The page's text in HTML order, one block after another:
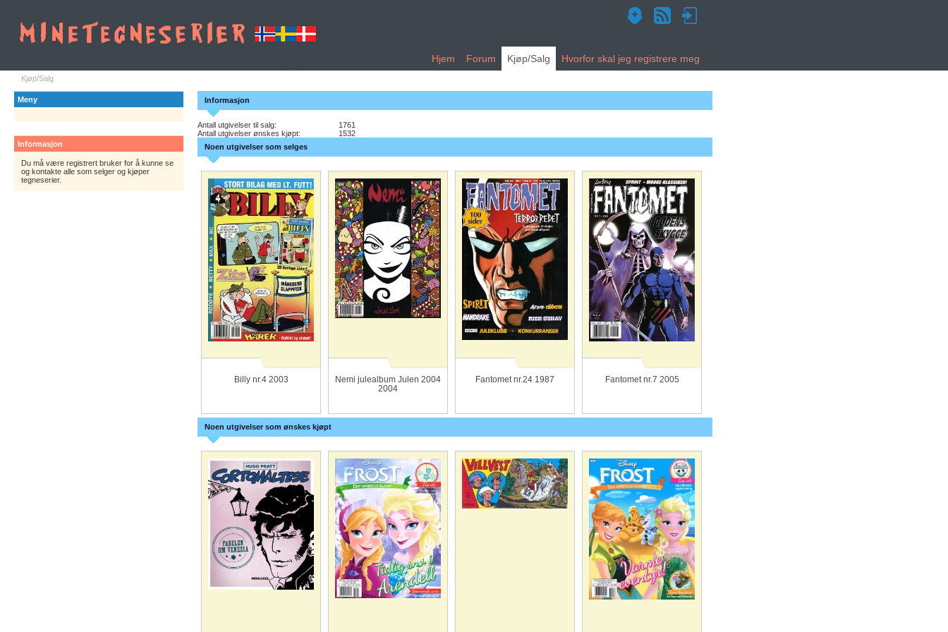
Hjem Forum Kjøp/Salg Hvorfor skal jeg registrere meg
Kjøp/Salg
Meny
Informasjon
Du må være registrert bruker for å kunne se
og kontakte alle som selger og kjøper
tegneserier.
Informasjon
Antall utgivelser til salg:
1761
Antall utgivelser ønskes kjøpt:
1532
Noen utgivelser som selges
Billy nr.4 2003
Nemi julealbum Julen 2004
2004
Fantomet nr.24 1987 Fantomet nr.7 2005
Noen utgivelser som ønskes kjøpt